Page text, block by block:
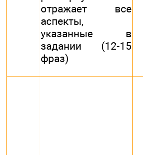
отражает все
аспекты,
указанные в
задании (12-15
фраз)